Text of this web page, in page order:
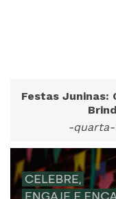
Festas Juninas:
-quarta-